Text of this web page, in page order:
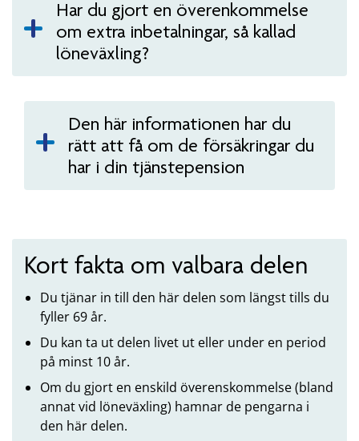
Har du gjort en överenkommelse
om extra inbetalningar, så kallad
löneväxling?
Den här informationen har du
rätt att få om de försäkringar du
har i din tjänstepension
Kort fakta om valbara delen
Du tjänar in till den här delen som längst tills du
fyller 69 år.
Du kan ta ut delen livet ut eller under en period
på minst 10 år.
Om du gjort en enskild överenskommelse (bland
annat vid löneväxling) hamnar de pengarna i
den här delen.